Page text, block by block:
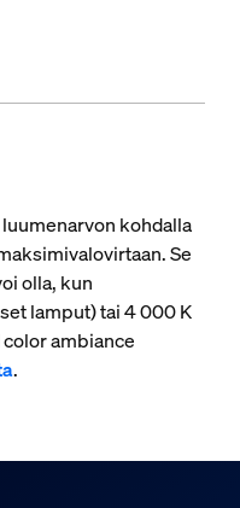
kohdalla
Se
olla, kun
lamput) tai 4 000 K
ambiance
.